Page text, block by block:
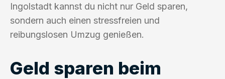
Ingolstadt kannst du nicht nur Geld sparen,
sondern auch einen stressfreien und
reibungslosen Umzug genießen.
Geld sparen beim